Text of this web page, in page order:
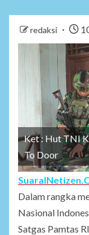
redaksi
Ket : Hut TNI
To Door
Dalam rangka
Nasional
Satgas Pamtas